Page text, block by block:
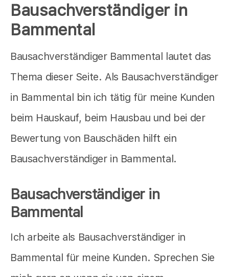
Bausachverständiger in
Bammental
Bausachverständiger Bammental lautet das
Thema dieser Seite. Als Bausachverständiger
in Bammental bin ich tätig für meine Kunden
beim Hauskauf, beim Hausbau und bei der
Bewertung von Bauschäden hilft ein
Bausachverständiger in Bammental.
Bausachverständiger in
Bammental
Ich arbeite als Bausachverständiger in
Bammental für meine Kunden. Sprechen Sie